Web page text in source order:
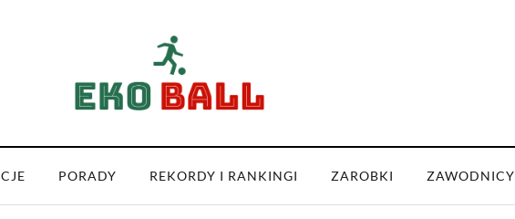
PORADY REKORDY I RANKINGI ZAROBKI ZAWODNICY